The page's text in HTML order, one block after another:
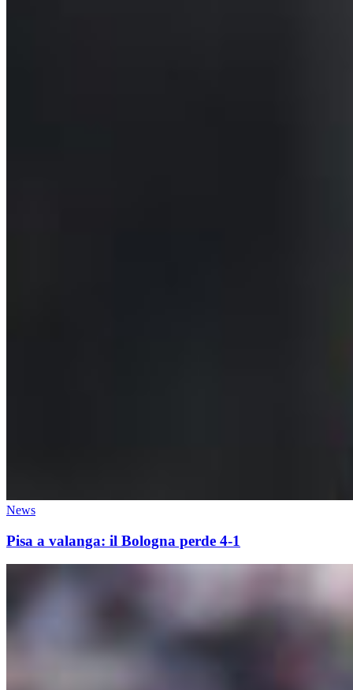
News
Pisa a valanga: il Bologna perde 4-1